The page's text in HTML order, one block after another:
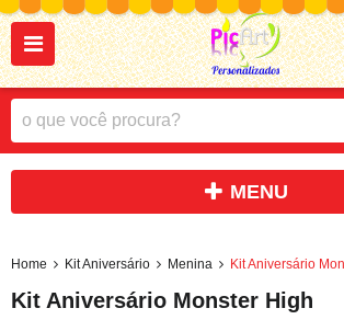
Home Kit Aniversário Menina Kit Aniversário
Kit Aniversário Monster High